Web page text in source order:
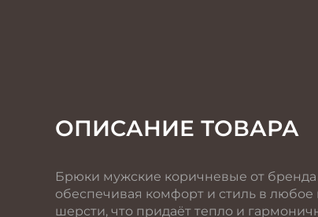
ОПИСАНИЕ ТОВАРА
Брюки мужские коричневые от бренда
обеспечивая комфорт и стиль в любое
шерсти, что придаёт тепло и